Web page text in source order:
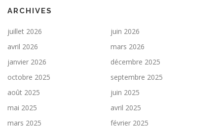
ARCHIVES
juillet 2026
juin 2026
avril 2026
mars 2026
janvier 2026
décembre 2025
octobre 2025
septembre 2025
août 2025
juin 2025
mai 2025
avril 2025
mars 2025
février 2025